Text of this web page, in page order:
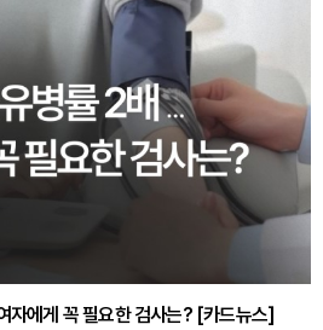
자에게 꼭 필요한 검사는? [카드뉴스]